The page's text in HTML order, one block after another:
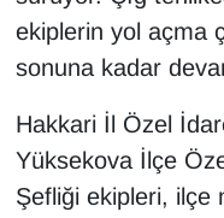
ekiplerin yol açma
sonuna kadar
Hakkari İl Özel
Yüksekova İlçe
Şefliği ekipleri, ilçe
Kültür & Sanat
KURDÎ
MAGAZİN